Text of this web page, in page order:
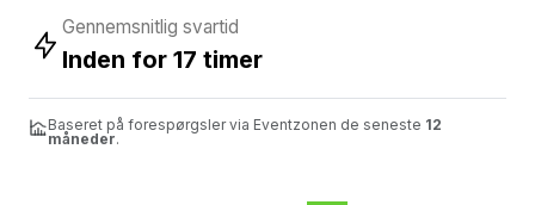
Gennemsnitlig svartid
Inden for 17 timer
Baseret på forespørgsler via Eventzonen de seneste 12
måneder.